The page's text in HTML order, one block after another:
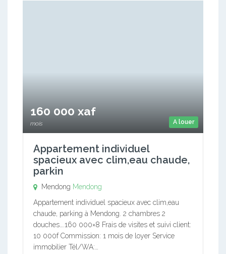
A louer
160 000 xaf
mois
Appartement individuel
spacieux avec clim,eau chaude,
parkin
Mendong Mendong
Appartement individuel spacieux avec clim,eau
chaude, parking à Mendong. 2 chambres 2
douches….160 000×8 Frais de visites et suivi client:
10 000f Commission: 1 mois de loyer Service
immobilier Tél/WA:…